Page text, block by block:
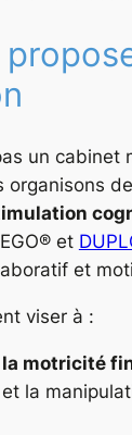
un cabinet
organisons
et
et
viser à :
la motricité
et la